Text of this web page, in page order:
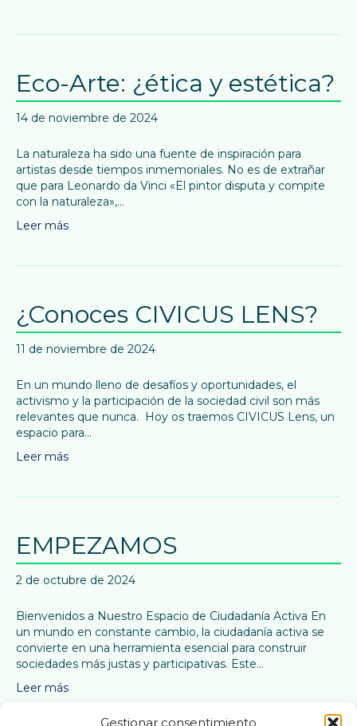
Gestionar consentimiento
Eco-Arte: ¿ética y estética?
14 de noviembre de 2024
La naturaleza ha sido una fuente de inspiración para
artistas desde tiempos inmemoriales. No es de extrañar
que para Leonardo da Vinci «El pintor disputa y compite
con la naturaleza»,…
Leer más
¿Conoces CIVICUS LENS?
11 de noviembre de 2024
En un mundo lleno de desafíos y oportunidades, el
activismo y la participación de la sociedad civil son más
relevantes que nunca. Hoy os traemos CIVICUS Lens, un
espacio para…
Leer más
EMPEZAMOS
2 de octubre de 2024
Bienvenidos a Nuestro Espacio de Ciudadanía Activa En
un mundo en constante cambio, la ciudadanía activa se
convierte en una herramienta esencial para construir
sociedades más justas y participativas. Este…
Leer más